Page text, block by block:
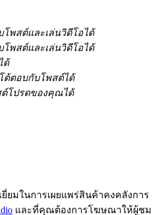
โพสต์และเล่นวิดีโอได้
โพสต์และเล่นวิดีโอได้
ด้
โต้ตอบกับโพสต์ได้
ต์โปรดของคุณได้
ยี่ยมในการเผยแพร่สินค้าคงคลังการ
และที่คุณต้องการโฆษณาให้ผู้ชม